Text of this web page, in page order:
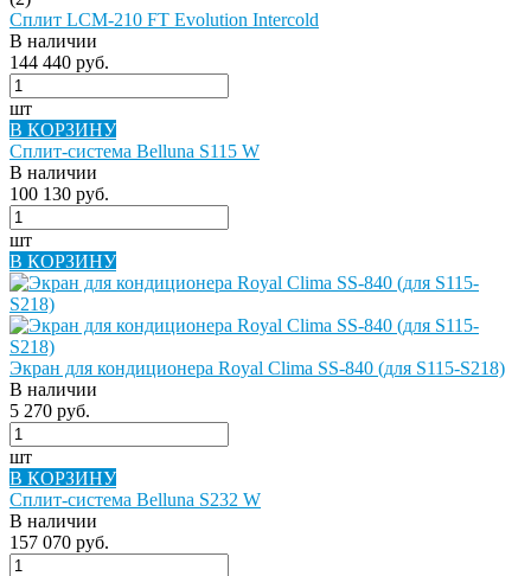
Сплит LCM-210 FT Evolution Intercold
В наличии
144 440 руб.
шт
В КОРЗИНУ
Сплит-система Belluna S115 W
В наличии
100 130 руб.
шт
В КОРЗИНУ
Экран для кондиционера Royal Clima SS-840 (для S115-S218)
В наличии
5 270 руб.
шт
В КОРЗИНУ
Сплит-система Belluna S232 W
В наличии
157 070 руб.